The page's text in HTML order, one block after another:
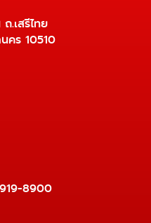
.เสรีไทย
คร 10510
8900